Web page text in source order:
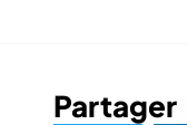
Partager